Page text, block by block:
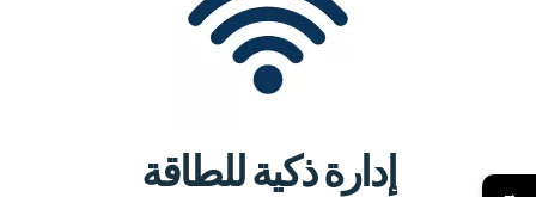
إدارة ذكية للطاقة